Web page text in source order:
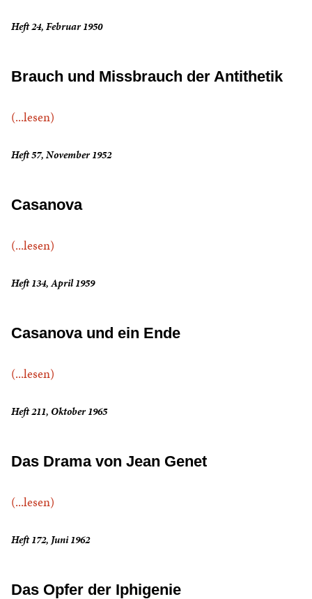
Heft 24, Februar 1950
Brauch und Missbrauch der Antithetik
(...lesen)
Heft 57, November 1952
Casanova
(...lesen)
Heft 134, April 1959
Casanova und ein Ende
(...lesen)
Heft 211, Oktober 1965
Das Drama von Jean Genet
(...lesen)
Heft 172, Juni 1962
Das Opfer der Iphigenie